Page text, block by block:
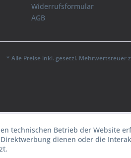
Widerrufsformular
AGB
* Alle Preise inkl. gesetzl. Mehrwertsteuer
technischen Betrieb der Website
dienen oder die